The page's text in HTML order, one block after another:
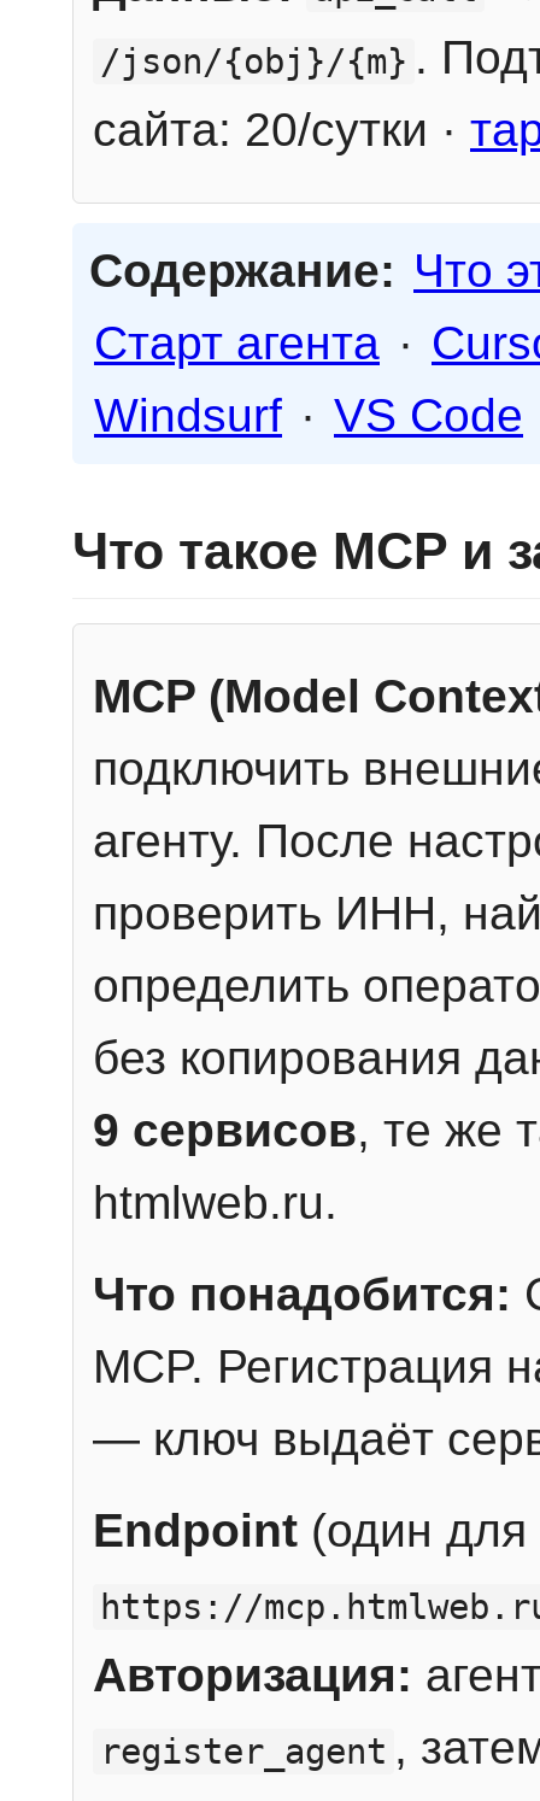
/json/{obj}/{m} .
сайта: 20/сутки ·
Содержание: Что
Старт агента ·
Windsurf · VS Code
Что такое MCP и
MCP (Model
подключить
агенту. После
проверить ИНН,
определить
без копирования
9 сервисов, те же
htmlweb.ru.
Что понадобится:
MCP. Регистрация
— ключ выдаёт
Endpoint (один для
https://
Авторизация:
register_agent ,